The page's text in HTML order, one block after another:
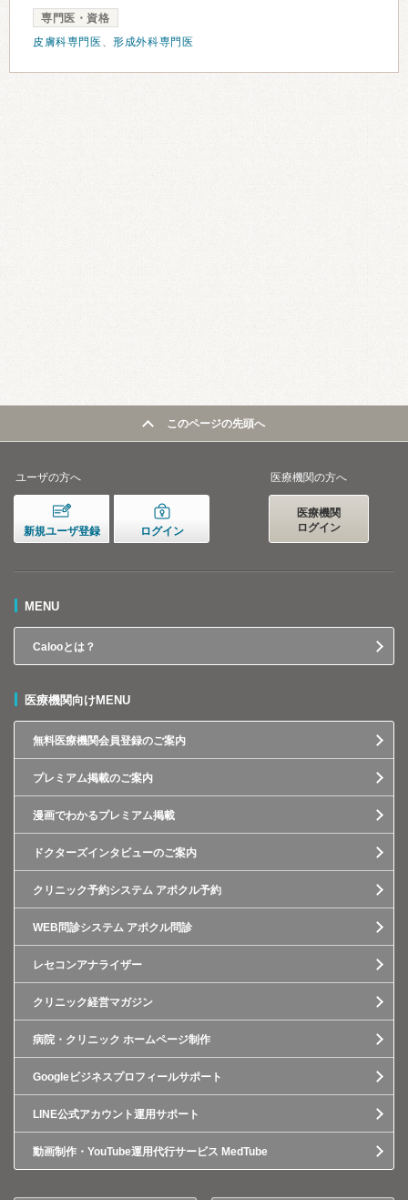
専門医・資格
皮膚科専門医 、形成外科専門医
このページの先頭へ
ユーザの方へ
新規ユーザ登録 ログイン
医療機関の方へ
医療機関
ログイン
MENU
Calooとは？
医療機関向けMENU
無料医療機関会員登録のご案内
プレミアム掲載のご案内
漫画でわかるプレミアム掲載
ドクターズインタビューのご案内
クリニック予約システム アポクル予約
WEB問診システム アポクル問診
レセコンアナライザー
クリニック経営マガジン
病院・クリニック ホームページ制作
Googleビジネスプロフィールサポート
LINE公式アカウント運用サポート
動画制作・YouTube運用代行サービス MedTube